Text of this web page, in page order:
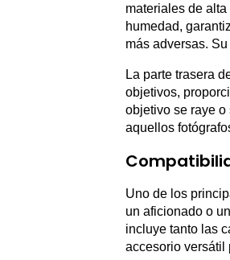
materiales de
humedad,
más adversas.
La parte trasera
objetivos,
objetivo se raye
aquellos
Uno de los
un aficionado o
incluye tanto las
accesorio versátil